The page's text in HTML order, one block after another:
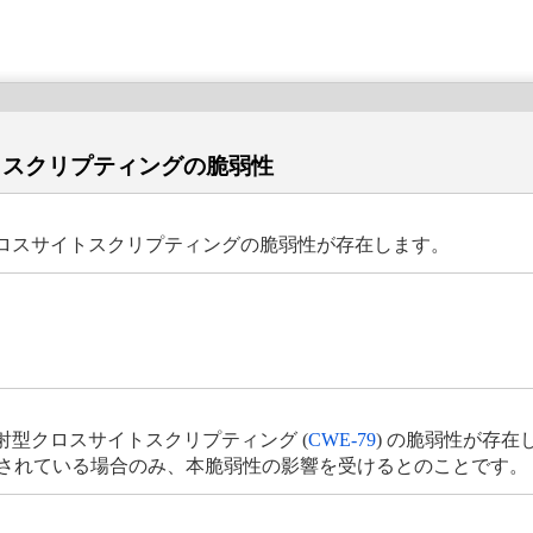
クリプティングの脆弱性
スサイトスクリプティングの脆弱性が存在します。
型クロスサイトスクリプティング (CWE-79) の脆弱性が存在
れている場合のみ、本脆弱性の影響を受けるとのことです。